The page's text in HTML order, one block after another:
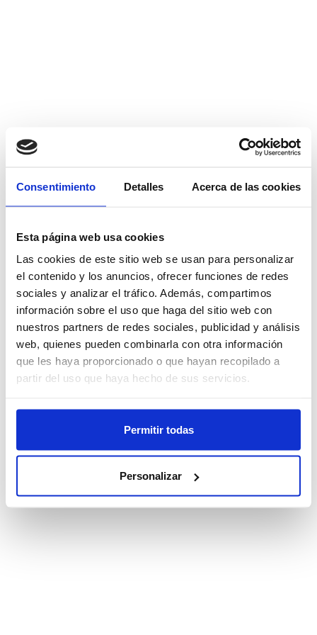
Consentimiento Detalles Acerca de las cookies
Esta página web usa cookies
Las cookies de este sitio web se usan para personalizar
el contenido y los anuncios, ofrecer funciones de redes
sociales y analizar el tráfico. Además, compartimos
información sobre el uso que haga del sitio web con
nuestros partners de redes sociales, publicidad y análisis
web, quienes pueden combinarla con otra información
que les haya proporcionado o que hayan recopilado a
partir del uso que haya hecho de sus servicios.
Permitir todas
Personalizar